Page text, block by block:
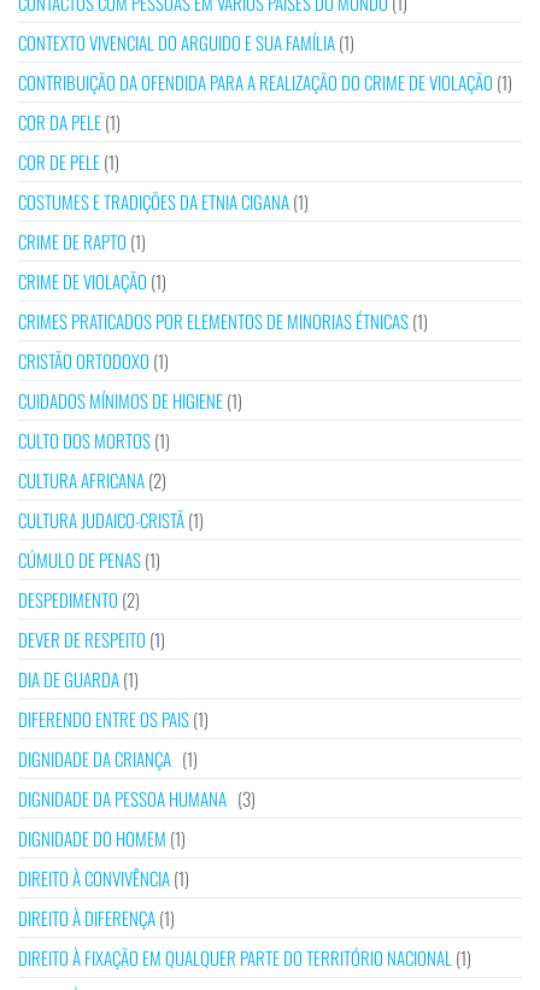
CONTEXTO VIVENCIAL DO ARGUIDO E SUA FAMÍLIA(1)
CONTRIBUIÇÃO DA OFENDIDA PARA A REALIZAÇÃO DO CRIME DE VIOLAÇÃO (1)
COR DA PELE(1)
COR DE PELE(1)
COSTUMES E TRADIÇÕES DA ETNIA CIGANA(1)
CRIME DE RAPTO (1)
CRIME DE VIOLAÇÃO (1)
CRIMES PRATICADOS POR ELEMENTOS DE MINORIAS ÉTNICAS(1)
CRISTÃO ORTODOXO (1)
CUIDADOS MÍNIMOS DE HIGIENE(1)
CULTO DOS MORTOS(1)
CULTURA AFRICANA(2)
CULTURA JUDAICO-CRISTÃ(1)
CÚMULO DE PENAS(1)
DESPEDIMENTO (2)
DEVER DE RESPEITO (1)
DIA DE GUARDA(1)
DIFERENDO ENTRE OS PAIS(1)
DIGNIDADE DA CRIANÇA (1)
DIGNIDADE DA PESSOA HUMANA (3)
DIGNIDADE DO HOMEM (1)
DIREITO À CONVIVÊNCIA(1)
DIREITO À DIFERENÇA(1)
DIREITO À FIXAÇÃO EM QUALQUER PARTE DO TERRITÓRIO NACIONAL (1)